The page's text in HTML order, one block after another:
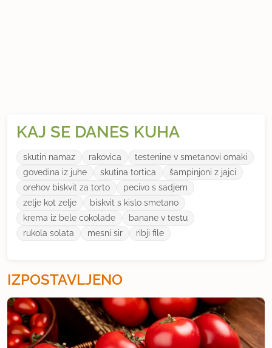
KAJ SE DANES KUHA
skutin namaz rakovica
testenine v smetanovi omaki
govedina iz juhe
skutina tortica
šampinjoni z jajci
orehov biskvit za torto
pecivo s sadjem
zelje kot zelje
biskvit s kislo smetano
krema iz bele cokolade
banane v testu
rukola solata
mesni sir ribji file
IZPOSTAVLJENO